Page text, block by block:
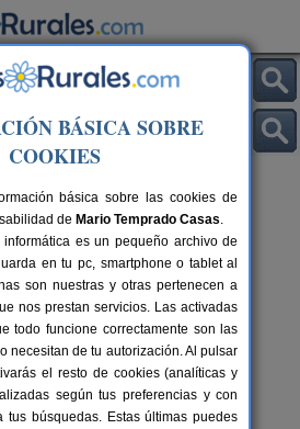
de Tardemezar
8-21+3 pers.
desde25 €
Verde
(Zamora)
BÁSICA SOBRE
COOKIES
básica sobre las cookies de
de Mario Temprado Casas.
es un pequeño archivo de
en tu pc, smartphone o tablet al
son nuestras y otras pertenecen a
nos prestan servicios. Las activadas
todo funcione correctamente son las
necesitan de tu autorización. Al pulsar
el resto de cookies (analíticas y
según tus preferencias y con
tus búsquedas. Estas últimas puedes